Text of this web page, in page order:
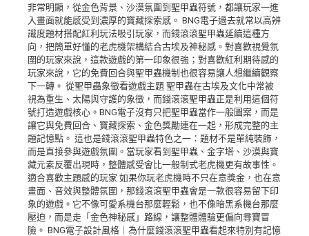
非常明顯，從金色背景、沙漠氛圍到聖甲蟲符號，都讓玩家一進
入畫面就能感受到濃厚的寶藏探索感。 BNG電子過去就常以高辨
識度題材搭配紅利玩法吸引玩家，而錢滾滾聖甲蟲延續這種方
向，把簡單好懂的老虎機架構結合古埃及神秘感。對喜歡視覺氛
圍的玩家來說，這款遊戲的第一印象很強；對喜歡紅利期待感的
玩家來說，它的免費回合與聖甲蟲機制也很容易讓人想繼續觀察
下一轉。 從聖甲蟲象徵看遊戲主題 聖甲蟲在古埃及文化中常被
視為重生、太陽與守護的象徵，而錢滾滾聖甲蟲正是利用這個符
號打造遊戲核心。BNG電子沒有只把聖甲蟲當作一般圖案，而是
讓它與免費回合、寶藏探索、金色獎勵連在一起，形成完整的主
題記憶點。 這也是錢滾滾聖甲蟲特色之一：題材不是單純裝飾，
而是直接參與遊戲氛圍。當玩家看到聖甲蟲、金字塔、沙漠與寶
藏元素反覆出現時，整體感受會比一般制式老虎機更有故事性。
適合喜歡主題感的玩家 如果你玩老虎機時不只在意獎金，也在意
畫面、音效與整體氛圍，那錢滾滾聖甲蟲會是一款很容易留下印
象的遊戲。它不像可愛系機台那麼輕鬆，也不像暗黑系機台那麼
壓迫，而是走「金色神秘感」路線，讓整體體驗更偏向尋寶冒
險。 BNG電子設計風格｜為什麼錢滾滾聖甲蟲看起來特別有記憶